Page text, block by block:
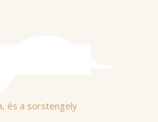
és a sorstengely